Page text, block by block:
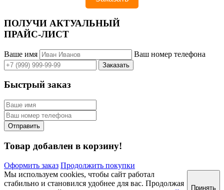
ПОЛУЧИ АКТУАЛЬНЫЙ
ПРАЙС-ЛИСТ
Ваше имя Ваш номер телефона
Быстрый заказ
Товар добавлен в корзину!
Оформить заказ Продолжить покупки
Мы используем cookies, чтобы сайт работал
стабильно и становился удобнее для вас. Продолжая
Принять